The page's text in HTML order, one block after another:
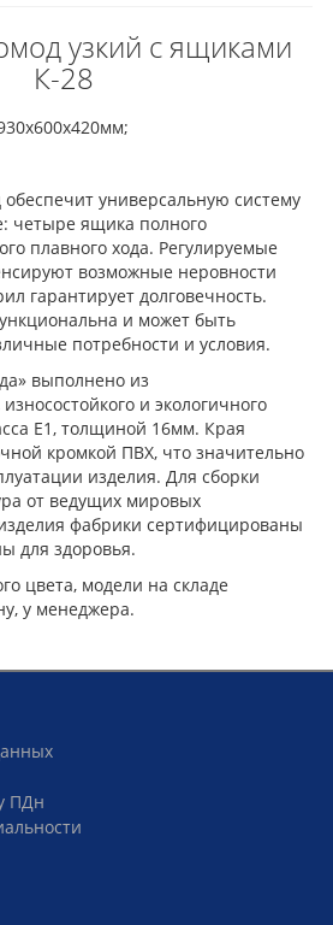
узкий с ящиками
К-28
универсальную систему
четыре ящика полного
плавного хода. Регулируемые
возможные неровности
гарантирует долговечность.
и может быть
потребности и условия.
выполнено из
и экологичного
Е1, толщиной 16мм. Края
кромкой ПВХ, что значительно
изделия. Для сборки
от ведущих мировых
фабрики сертифицированы
для здоровья.
цвета, модели на складе
у менеджера.
ПДн